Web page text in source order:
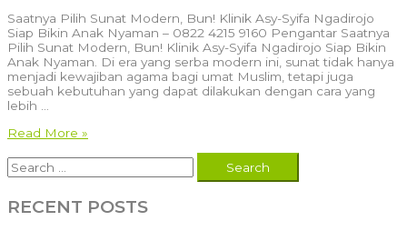
Saatnya Pilih Sunat Modern, Bun! Klinik Asy-Syifa Ngadirojo
Siap Bikin Anak Nyaman – 0822 4215 9160 Pengantar Saatnya
Pilih Sunat Modern, Bun! Klinik Asy-Syifa Ngadirojo Siap Bikin
Anak Nyaman. Di era yang serba modern ini, sunat tidak hanya
menjadi kewajiban agama bagi umat Muslim, tetapi juga
sebuah kebutuhan yang dapat dilakukan dengan cara yang
lebih …
Saatnya
Sunat
Modern,
Klinik
Read More »
Search
for:
RECENT POSTS